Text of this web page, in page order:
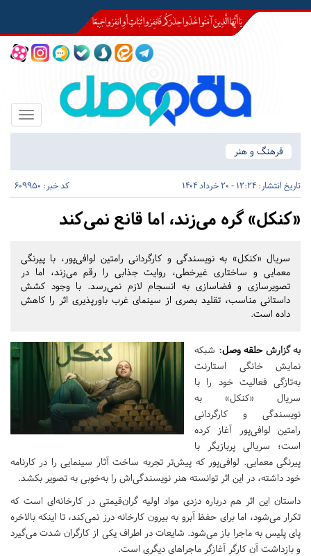
Toggle
فرهنگ و هنر
تاریخ انتشار: 12:24 - 20 خرداد 1404 کد خبر: 609950
«کنکل» گره می‌زند، اما قانع نمی‌کند
سریال «کنکل» به نویسندگی و کارگردانی رامتین لوافی‌پور، با پیرنگی
معمایی و ساختاری غیرخطی، روایت جذابی را رقم می‌زند، اما در
تصویرسازی و فضاسازی به انسجام لازم نمی‌رسد. با وجود کشش
داستانی مناسب، تقلید بصری از سینمای غرب باورپذیری اثر را کاهش
داده است.
به گزارش حلقه وصل: شبکه
نمایش خانگی استارنت
به‌تازگی فعالیت خود را با
سریال «کنکل» به
نویسندگی و کارگردانی
رامتین لوافی‌پور آغاز کرده
است؛ سریالی پربازیگر با
پیرنگی معمایی. لوافی‌پور که پیش‌تر تجربه ساخت آثار سینمایی را در کارنامه
خود داشته، در این اثر توانسته هنر نویسندگی‌اش را به‌خوبی به تصویر بکشد.
داستان این اثر هم درباره دزدی مواد اولیه گران‌قیمتی در کارخانه‌ای است که
تکرار می‌شود، اما برای حفظ آبرو به بیرون کارخانه درز نمی‌کند، تا اینکه بالاخره
پای پلیس به ماجرا باز می‌شود. شایعات در اطراف یکی از کارگران شدت می‌گیرد
و بازداشت آن کارگر آغازگر ماجراهای دیگری است.